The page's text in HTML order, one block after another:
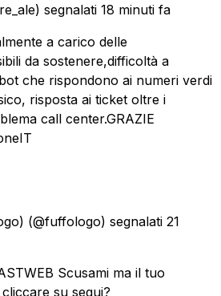
segnalati 18 minuti fa
a carico delle
da sostenere,difficoltà a
che rispondono ai numeri verdi
risposta ai ticket oltre i
call center.GRAZIE
(@fuffologo) segnalati 21
Scusami ma il tuo
su segui?